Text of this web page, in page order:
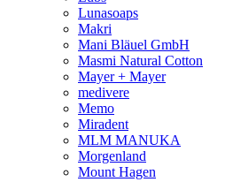
Lunasoaps
Makri
Mani Bläuel GmbH
Masmi Natural Cotton
Mayer + Mayer
medivere
Memo
Miradent
MLM MANUKA
Morgenland
Mount Hagen